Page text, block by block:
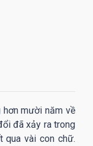
mười năm về
đã xảy ra trong
qua vài con chữ.